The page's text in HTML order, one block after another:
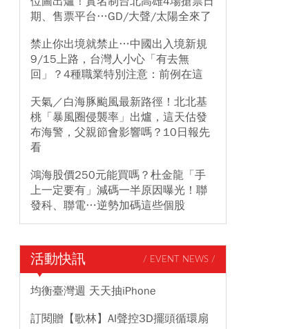
期、售票平台…GD/大聲/太陽全來了
禁止你出境就禁止…中國出入境新規
9/15上路，台灣人小心「有去無
回」？4種職業特別注意：前例在這
天氣／白海豚颱風最新路徑！北北基
桃「暴風圈侵襲率」出爐，這天估發
布海警，父親節會影響嗎？10日報先
看
鴻海股價250元能買嗎？杜金龍「手
上一定要有」減碼一半原因曝光！聯
發科、聯電…逆勢加碼這些個股
活動快訊 / EVENT NEWS /
均衡臺灣週 天天抽iPhone
訂閱贈【歌林】AI聲控3D擺頭循環扇